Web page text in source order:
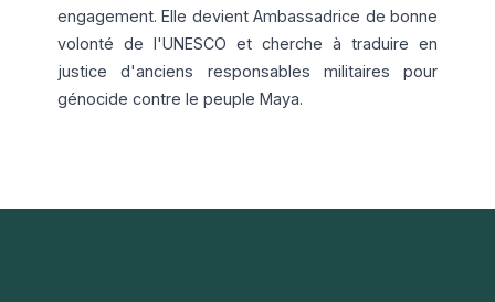
engagement. Elle devient Ambassadrice de bonne
volonté de l'UNESCO et cherche à traduire en
justice d'anciens responsables militaires pour
génocide contre le peuple Maya.